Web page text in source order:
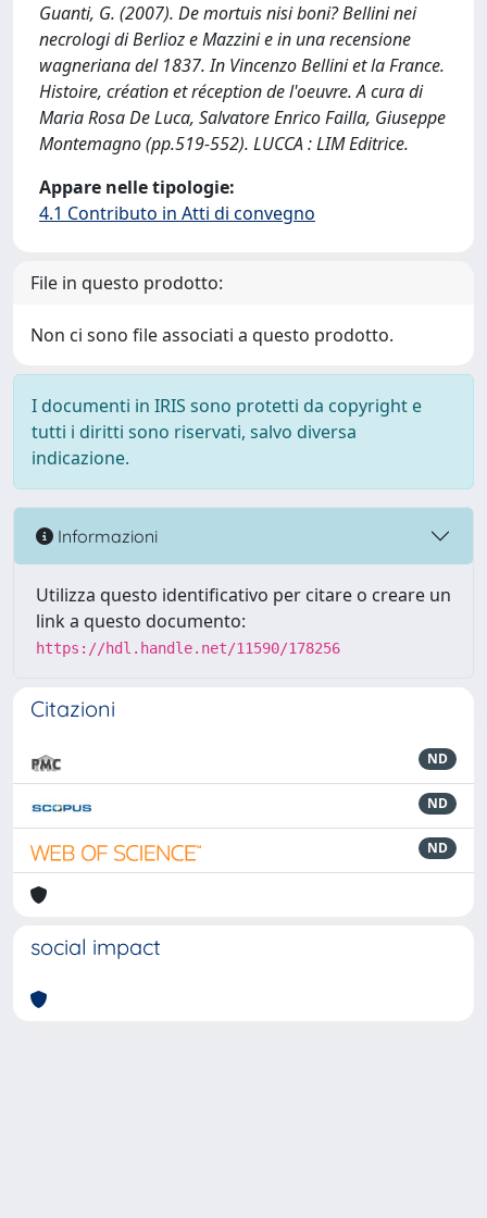
Guanti, G. (2007). De mortuis nisi boni? Bellini nei
necrologi di Berlioz e Mazzini e in una recensione
wagneriana del 1837. In Vincenzo Bellini et la France.
Histoire, création et réception de l'oeuvre. A cura di
Maria Rosa De Luca, Salvatore Enrico Failla, Giuseppe
Montemagno (pp.519-552). LUCCA : LIM Editrice.
Appare nelle tipologie:
4.1 Contributo in Atti di convegno
File in questo prodotto:
Non ci sono file associati a questo prodotto.
I documenti in IRIS sono protetti da copyright e
tutti i diritti sono riservati, salvo diversa
indicazione.
Informazioni
Utilizza questo identificativo per citare o creare un
link a questo documento:
https://hdl.handle.net/11590/178256
Citazioni
ND
ND
ND
social impact